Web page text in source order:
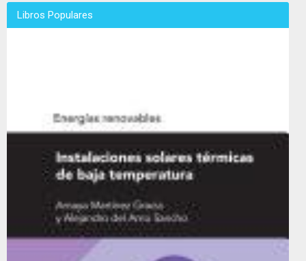
Libros Populares